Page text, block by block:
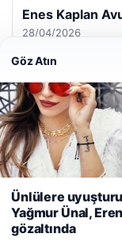
Enes Kaplan
28/04/2026
© 2026 Medya24 –
Web sitemizi nasıl
deneyiminizi
kullanıyoruz. Çerez
Reddet
Göz Atın
Ünlülere
Yağmur Ünal,
gözaltında
malta
betcio